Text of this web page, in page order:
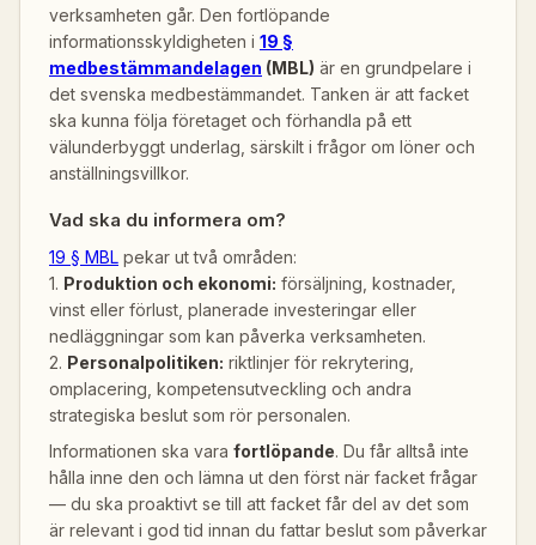
verksamheten går. Den fortlöpande
informationsskyldigheten i 19 §
medbestämmandelagen (MBL) är en grundpelare i
det svenska medbestämmandet. Tanken är att facket
ska kunna följa företaget och förhandla på ett
välunderbyggt underlag, särskilt i frågor om löner och
anställningsvillkor.
Vad ska du informera om?
19 § MBL pekar ut två områden:
1. Produktion och ekonomi: försäljning, kostnader,
vinst eller förlust, planerade investeringar eller
nedläggningar som kan påverka verksamheten.
2. Personalpolitiken: riktlinjer för rekrytering,
omplacering, kompetensutveckling och andra
strategiska beslut som rör personalen.
Informationen ska vara fortlöpande. Du får alltså inte
hålla inne den och lämna ut den först när facket frågar
— du ska proaktivt se till att facket får del av det som
är relevant i god tid innan du fattar beslut som påverkar